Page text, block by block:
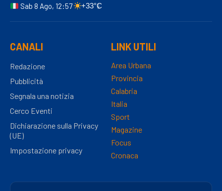
Sab 8 Ago, 12:57 +33°C
CANALI
Redazione
Pubblicità
Segnala una notizia
Cerco Eventi
Dichiarazione sulla Privacy
(UE)
Impostazione privacy
LINK UTILI
Area Urbana
Provincia
Calabria
Italia
Sport
Magazine
Focus
Cronaca